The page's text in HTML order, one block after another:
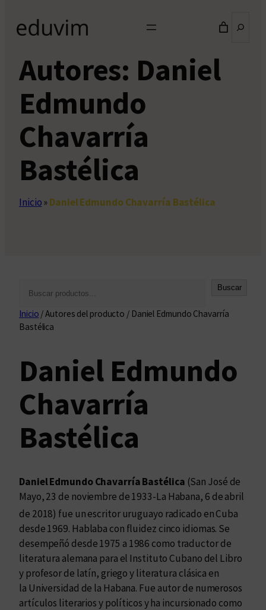
Autores: Daniel
Edmundo
Chavarría
Bastélica
Inicio»Daniel Edmundo Chavarría Bastélica
s
c
r
Buscar
Inicio / Autores del producto / Daniel Edmundo Chavarría
Bastélica
Daniel Edmundo
Chavarría
Bastélica
Daniel Edmundo Chavarría Bastélica (San José de
Mayo, 23 de noviembre de 1933-La Habana, 6 de abril
de 2018​) fue un escritor uruguayo radicado en Cuba
desde 1969. Hablaba con fluidez cinco idiomas. Se
desempeñó desde 1975 a 1986 como traductor de
literatura alemana para el Instituto Cubano del Libro
y profesor de latín, griego y literatura clásica en
la Universidad de la Habana. Fue autor de numerosos
artículos literarios y políticos y ha incursionado como